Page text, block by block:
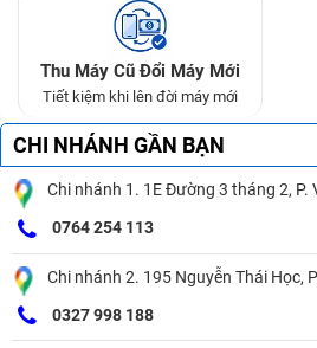
Thu Máy Cũ Đổi Máy Mới
Tiết kiệm khi lên đời máy mới
CHI NHÁNH GẦN BẠN
Chi nhánh 1. 1E Đường 3 tháng 2, P.
0764 254 113
Chi nhánh 2. 195 Nguyễn Thái Học,
0327 998 188